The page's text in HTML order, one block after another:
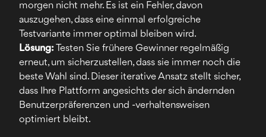
morgen nicht mehr. Es ist ein Fehler, davon
auszugehen, dass eine einmal erfolgreiche
Testvariante immer optimal bleiben wird.
Lösung: Testen Sie frühere Gewinner regelmäßig
erneut, um sicherzustellen, dass sie immer noch die
beste Wahl sind. Dieser iterative Ansatz stellt sicher,
dass Ihre Plattform angesichts der sich ändernden
Benutzerpräferenzen und -verhaltensweisen
optimiert bleibt.